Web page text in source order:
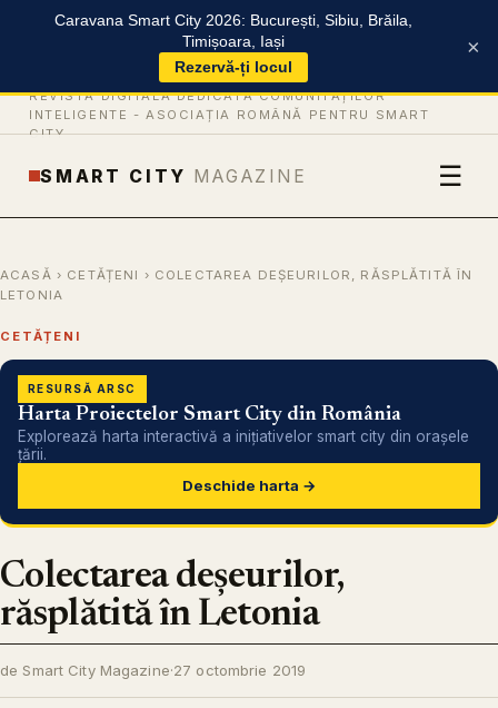
Caravana Smart City 2026: București, Sibiu, Brăila,
Timișoara, Iași
Rezervă-ți locul
×
REVISTĂ DIGITALĂ DEDICATĂ COMUNITĂȚILOR
INTELIGENTE - ASOCIAȚIA ROMÂNĂ PENTRU SMART
CITY
SMART CITY MAGAZINE ☰
ACASĂ › CETĂȚENI › COLECTAREA DEȘEURILOR, RĂSPLĂTITĂ ÎN
LETONIA
CETĂȚENI
RESURSĂ ARSC
Harta Proiectelor Smart City din România
Explorează harta interactivă a inițiativelor smart city din orașele
țării.
Deschide harta →
Colectarea deșeurilor,
răsplătită în Letonia
de Smart City Magazine·27 octombrie 2019